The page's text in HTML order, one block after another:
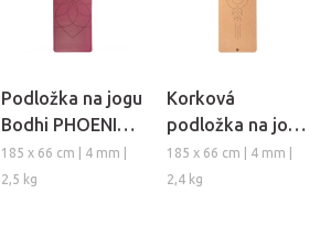
Podložka na jogu
Bodhi PHOENIX
Living Flower z
prírodného
185 x 66 cm | 4 mm |
2,5 kg
Korková
podložka na jogu
Bodhi Luna
185 x 66 cm | 4 mm |
2,4 kg